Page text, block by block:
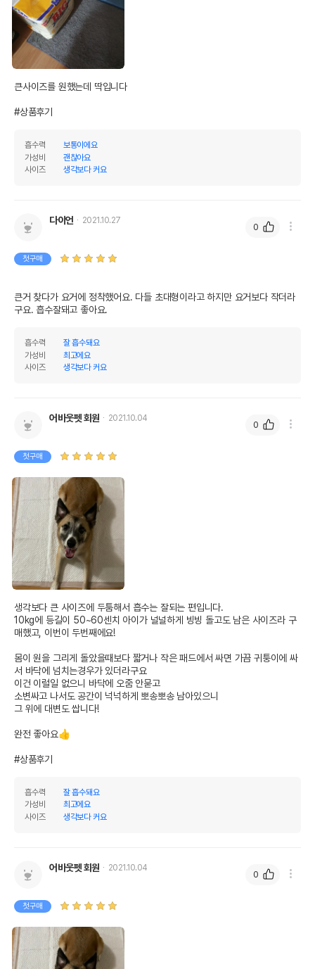
유통기한
큰사이즈를 원했는데 딱입니다
#상품후기
흡수력
보통이에요
가성비
괜찮아요
사이즈
생각보다 커요
다이언 2021.10.27
첫구매
큰거 찾다가 요거에 정착했어요. 다들 초대형이라고 하지만 요거보다 작더라
구요. 흡수잘돼고 좋아요.
흡수력
잘 흡수돼요
가성비
최고에요
사이즈
생각보다 커요
0
어바웃펫 회원 2021.10.04
첫구매
생각보다 큰 사이즈에 두툼해서 흡수는 잘되는 편입니다.
10kg에 등길이 50~60센치 아이가 널널하게 빙빙 돌고도 남은 사이즈라 구
매했고, 이번이 두번째에요!
몸이 원을 그리게 돌았을때보다 짧거나 작은 패드에서 싸면 가끔 귀퉁이에 싸
서 바닥에 넘치는경우가 있더라구요
이건 이럴일 없으니 바닥에 오줌 안묻고
소변싸고 나서도 공간이 넉넉하게 뽀송뽀송 남아있으니
그 위에 대변도 쌉니다!
완전 좋아요👍
#상품후기
흡수력
잘 흡수돼요
가성비
최고에요
사이즈
생각보다 커요
0
어바웃펫 회원 2021.10.04
첫구매
0